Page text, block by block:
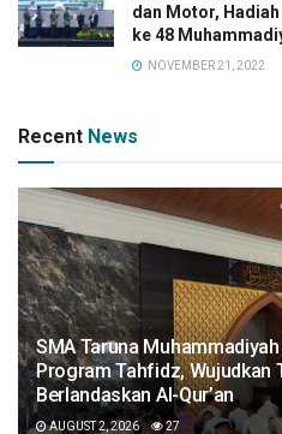
dan Motor,
ke 48
NOVEMBER 21, 2022
Recent News
SMA Taruna
Program Tahfidz, Wujudkan
Berlandaskan Al-Qur’an
AUGUST 2, 2026 27